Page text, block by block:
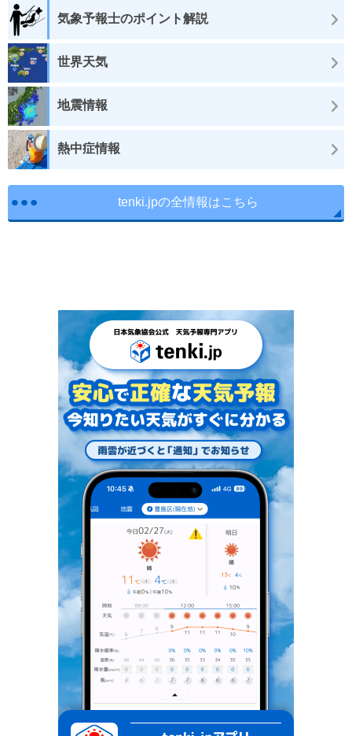
気象予報士のポイント解説
世界天気
地震情報
熱中症情報
tenki.jpの全情報はこちら